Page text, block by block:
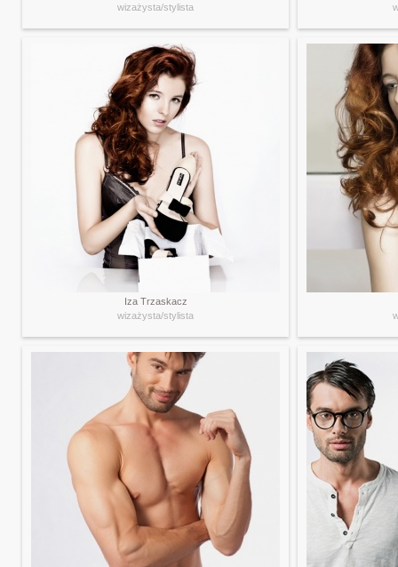
wizażysta/stylista
Iza Trzaskacz
wizażysta/stylista